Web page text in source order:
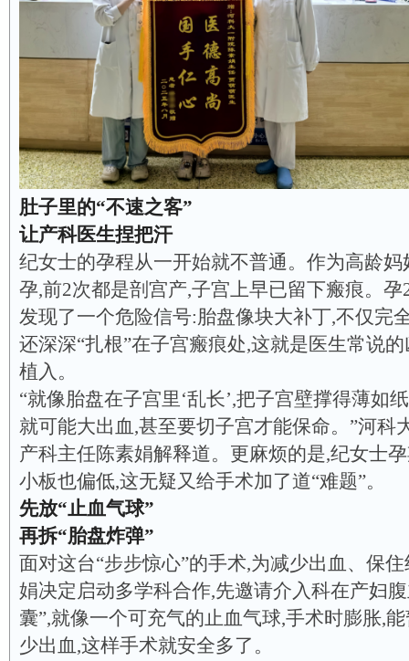
肚子里的“不速之客”
让产科医生捏把汗
纪女士的孕程从一开始就不普通。作为高龄妈
孕,前2次都是剖宫产,子宫上早已留下瘢痕。
发现了一个危险信号:胎盘像块大补丁,不仅完
还深深“扎根”在子宫瘢痕处,这就是医生常说
植入。
“就像胎盘在子宫里‘乱长’,把子宫壁撑得薄如
就可能大出血,甚至要切子宫才能保命。”河科
产科主任陈素娟解释道。更麻烦的是,纪女士
小板也偏低,这无疑又给手术加了道“难题”。
先放“止血气球”
再拆“胎盘炸弹”
面对这台“步步惊心”的手术,为减少出血、保
娟决定启动多学科合作,先邀请介入科在产妇
囊”,就像一个可充气的止血气球,手术时膨胀,
少出血,这样手术就安全多了。